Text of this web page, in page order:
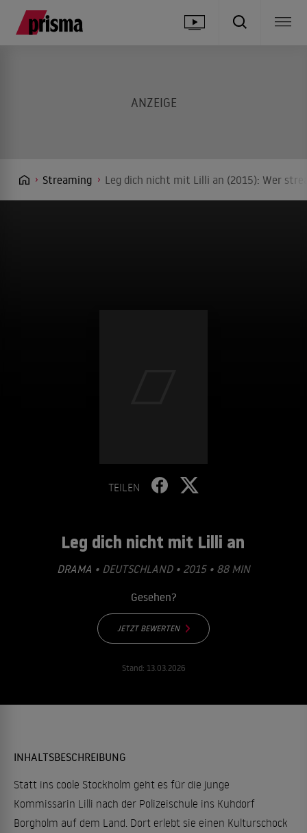
Streaming Leg dich nicht mit Lilli an (2015): Wer
TEILEN
Leg dich nicht mit Lilli an
DRAMA • DEUTSCHLAND • 2015 • 88 MIN
Gesehen?
JETZT BEWERTEN
Stand: 13.03.2026
INHALTSBESCHREIBUNG
Statt ins coole Stockholm geht es für die junge
Kommissarin Lilli nach der Polizeischule ins Kuhdorf
Borgholm auf dem Land. Dort erlebt sie einen Kulturschock